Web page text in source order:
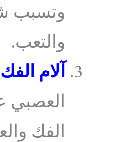
وتسبب
والتعب.
آلام الفك
العصبي
الفك